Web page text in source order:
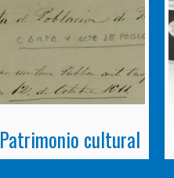
Patrimonio cultural